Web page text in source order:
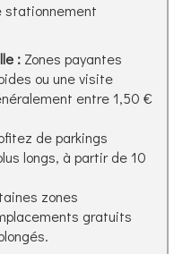
stationnement
: Zones payantes
ou une visite
entre 1,50 €
de parkings
longs, à partir de 10
zones
gratuits